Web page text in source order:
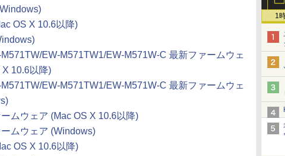
1
OS X 10.6以降)
EW-M571TW1/EW-M571W-C 最新ファームウェ
10.6以降)
EW-M571TW1/EW-M571W-C 最新ファームウェ
ムウェア (Mac OS X 10.6以降)
ムウェア (Windows)
OS X 10.6以降)